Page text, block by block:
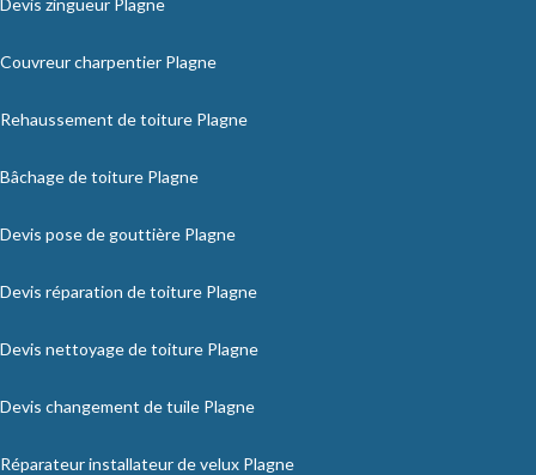
Devis zingueur Plagne
Couvreur charpentier Plagne
Rehaussement de toiture Plagne
Bâchage de toiture Plagne
Devis pose de gouttière Plagne
Devis réparation de toiture Plagne
Devis nettoyage de toiture Plagne
Devis changement de tuile Plagne
Réparateur installateur de velux Plagne